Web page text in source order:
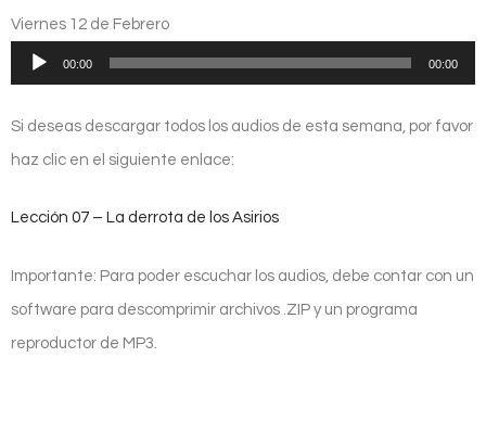
audio
Viernes 12 de Febrero
Reproductor
audio
00:00 00:00
Si deseas descargar todos los audios de esta semana, por favor
haz clic en el siguiente enlace:
Lección 07 – La derrota de los Asirios
Importante: Para poder escuchar los audios, debe contar con un
software para descomprimir archivos .ZIP y un programa
reproductor de MP3.